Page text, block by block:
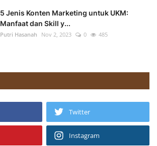
5 Jenis Konten Marketing untuk UKM:
Manfaat dan Skill y...
Putri Hasanah Nov 2, 2023 0 485
Twitter
Instagram